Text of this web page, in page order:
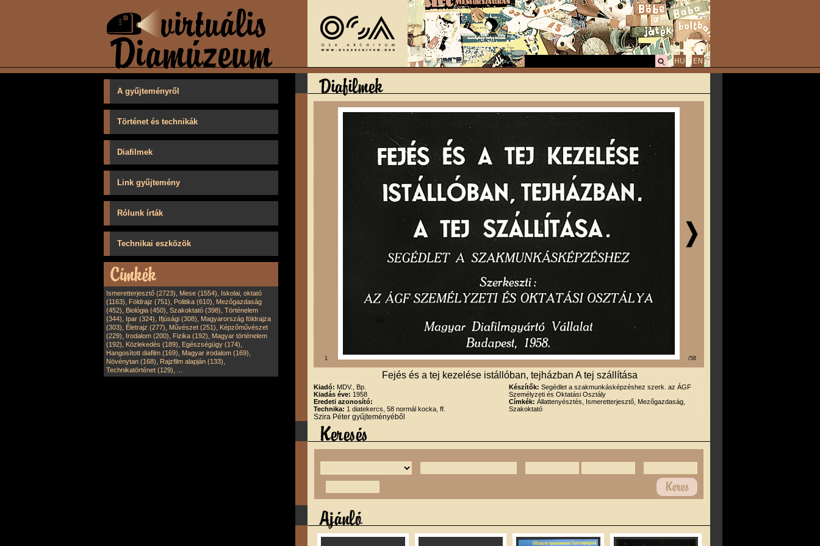
A gyűjteményről
Történet és technikák
Diafilmek
Link gyűjtemény
Rólunk írták
Technikai eszközök
Ismeretterjesztő (2723), Mese (1554), Iskolai, oktató
(1163), Földrajz (751), Politika (610), Mezőgazdaság
(452), Biológia (450), Szakoktató (398), Történelem
(344), Ipar (324), Ifjúsági (308), Magyarország földrajza
(303), Életrajz (277), Művészet (251), Képzőművészet
(229), Irodalom (200), Fizika (192), Magyar történelem
(192), Közlekedés (189), Egészségügy (174),
Hangosított diafilm (169), Magyar irodalom (169),
Növénytan (168), Rajzfilm alapján (133),
Technikatörténet (129),
1 /58
Fejés és a tej kezelése istállóban, tejházban A tej szállítása
Kiadó: MDV., Bp.
Kiadás éve: 1958
Eredeti azonosító:
Technika: 1 diatekercs, 58 normál kocka, ff.
Készítők: Segédlet a szakmunkásképzéshez szerk. az ÁGF
Személyzeti és Oktatási Osztály
Címkék: Állattenyésztés, Ismeretterjesztő, Mezőgazdaság,
Szakoktató
Szira Péter gyűjteményéből